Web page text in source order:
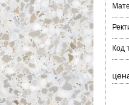
Код